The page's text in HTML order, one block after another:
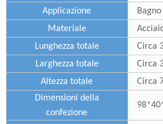
Applicazione
Bagno
Materiale
Lunghezza totale
Circa
Larghezza totale
Circa
Altezza totale
Circa
Dimensioni della
confezione